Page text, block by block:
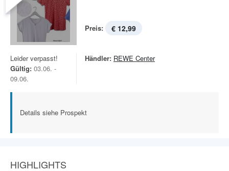
Preis: € 12,99
Leider verpasst!
Gültig: 03.06. -
09.06.
Händler: REWE Center
Details siehe Prospekt
HIGHLIGHTS